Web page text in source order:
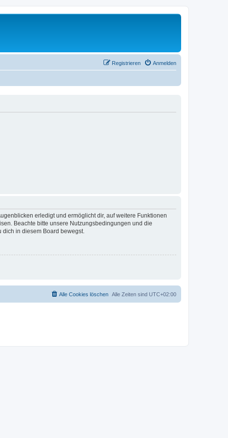
Anmelden
Registrieren
erledigt und ermöglicht dir, auf weitere Funktionen
Beachte bitte unsere Nutzungsbedingungen und die
in diesem Board bewegst.
Alle Zeiten sind UTC+02:00
Alle Cookies löschen